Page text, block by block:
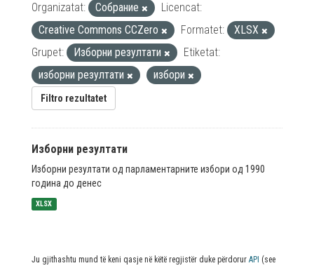
Organizatat: Собрание
Licencat:
Creative Commons CCZero
Formatet:
XLSX
Grupet:
Изборни резултати
Etiketat:
изборни резултати
избори
Filtro rezultatet
Изборни резултати
Изборни резултати од парламентарните избори од 1990
година до денес
XLSX
Ju gjithashtu mund të keni qasje në këtë regjistër duke përdorur API (see